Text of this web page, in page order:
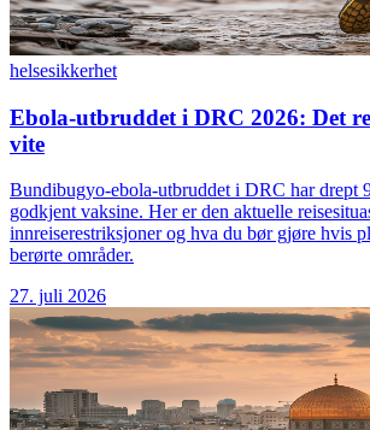
helsesikkerhet
Ebola-utbruddet i DRC 2026: Det
vite
Bundibugyo-ebola-utbruddet i DRC har drept
godkjent vaksine. Her er den aktuelle
innreiserestriksjoner og hva du bør gjøre hvis
berørte områder.
27. juli 2026